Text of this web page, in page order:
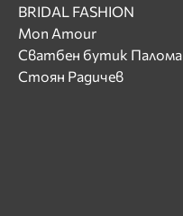
BRIDAL FASHION
Mon Amour
Сватбен бутик Палома
Стоян Радичев